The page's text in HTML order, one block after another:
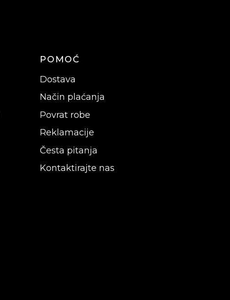
POMOĆ
Dostava
Način plaćanja
Povrat robe
Reklamacije
Česta pitanja
Kontaktirajte nas